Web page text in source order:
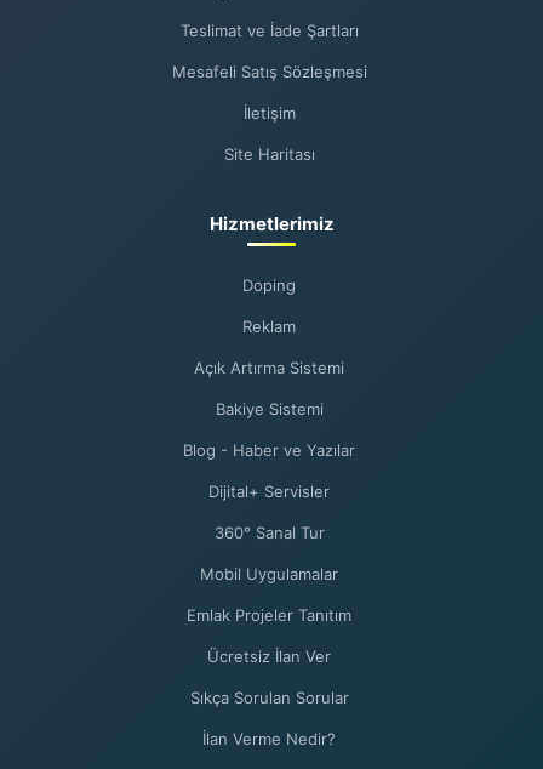
Teslimat ve İade Şartları
Mesafeli Satış Sözleşmesi
İletişim
Site Haritası
Hizmetlerimiz
Doping
Reklam
Açık Artırma Sistemi
Bakiye Sistemi
Blog - Haber ve Yazılar
Dijital+ Servisler
360° Sanal Tur
Mobil Uygulamalar
Emlak Projeler Tanıtım
Ücretsiz İlan Ver
Sıkça Sorulan Sorular
İlan Verme Nedir?